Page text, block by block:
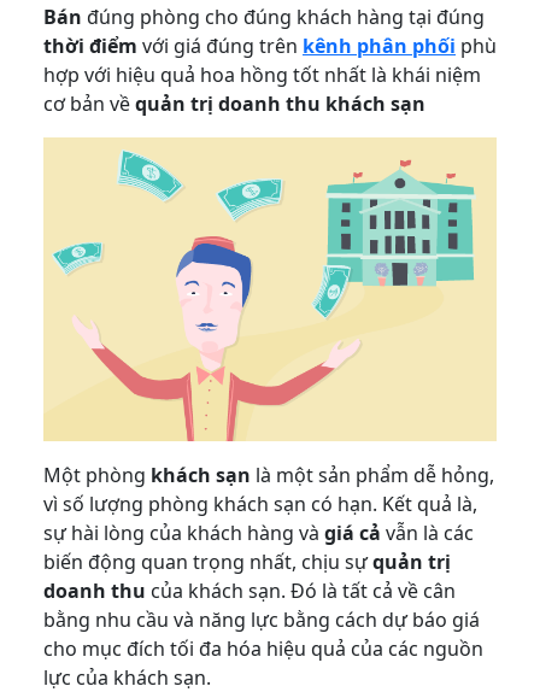
Bán đúng phòng cho đúng khách hàng tại đúng
thời điểm với giá đúng trên kênh phân phối phù
hợp với hiệu quả hoa hồng tốt nhất là khái niệm
cơ bản vềquản trị doanh thu khách sạn
Một phòng khách sạn là một sản phẩm dễ hỏng,
vì số lượng phòng khách sạn có hạn. Kết quả là,
sự hài lòng của khách hàng và giá cả vẫn là các
biến động quan trọng nhất, chịu sựquản trị
doanh thu của khách sạn. Đó là tất cả về cân
bằng nhu cầu và năng lực bằng cách dự báo giá
cho mục đích tối đa hóa hiệu quả của các nguồn
lực của khách sạn.